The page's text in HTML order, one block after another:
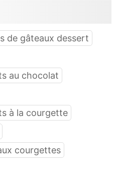
de gâteaux dessert
au chocolat
à la courgette
courgettes